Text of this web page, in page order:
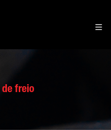
de freio